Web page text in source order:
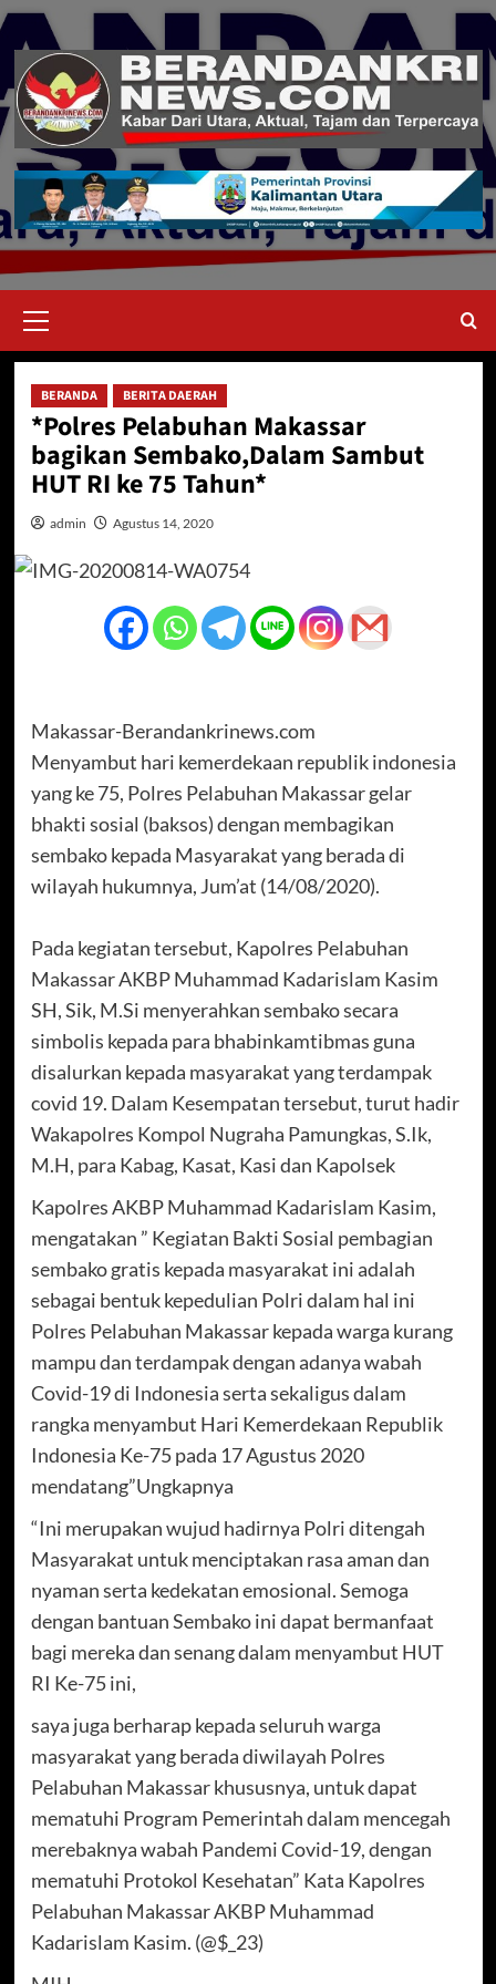
Skip
content
Menu
BERANDA BERITA DAERAH
*Polres Pelabuhan Makassar
bagikan Sembako,Dalam Sambut
HUT RI ke 75 Tahun*
admin Agustus 14, 2020
Makassar-Berandankrinews.com
Menyambut hari kemerdekaan republik indonesia
yang ke 75, Polres Pelabuhan Makassar gelar
bhakti sosial (baksos) dengan membagikan
sembako kepada Masyarakat yang berada di
wilayah hukumnya, Jum’at (14/08/2020).
Pada kegiatan tersebut, Kapolres Pelabuhan
Makassar AKBP Muhammad Kadarislam Kasim
SH, Sik, M.Si menyerahkan sembako secara
simbolis kepada para bhabinkamtibmas guna
disalurkan kepada masyarakat yang terdampak
covid 19. Dalam Kesempatan tersebut, turut hadir
Wakapolres Kompol Nugraha Pamungkas, S.Ik,
M.H, para Kabag, Kasat, Kasi dan Kapolsek
Kapolres AKBP Muhammad Kadarislam Kasim,
mengatakan ” Kegiatan Bakti Sosial pembagian
sembako gratis kepada masyarakat ini adalah
sebagai bentuk kepedulian Polri dalam hal ini
Polres Pelabuhan Makassar kepada warga kurang
mampu dan terdampak dengan adanya wabah
Covid-19 di Indonesia serta sekaligus dalam
rangka menyambut Hari Kemerdekaan Republik
Indonesia Ke-75 pada 17 Agustus 2020
mendatang”Ungkapnya
“Ini merupakan wujud hadirnya Polri ditengah
Masyarakat untuk menciptakan rasa aman dan
nyaman serta kedekatan emosional. Semoga
dengan bantuan Sembako ini dapat bermanfaat
bagi mereka dan senang dalam menyambut HUT
RI Ke-75 ini,
saya juga berharap kepada seluruh warga
masyarakat yang berada diwilayah Polres
Pelabuhan Makassar khususnya, untuk dapat
mematuhi Program Pemerintah dalam mencegah
merebaknya wabah Pandemi Covid-19, dengan
mematuhi Protokol Kesehatan” Kata Kapolres
Pelabuhan Makassar AKBP Muhammad
Kadarislam Kasim. (@$_23)